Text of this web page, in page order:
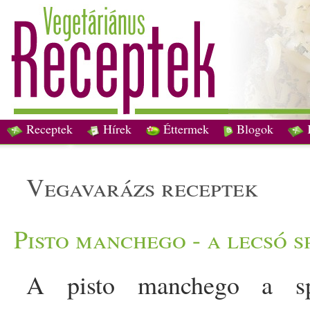
Receptek Hírek Éttermek Blogok
vegavarázs receptek
Pisto manchego - a lecsó
A pisto manchego a